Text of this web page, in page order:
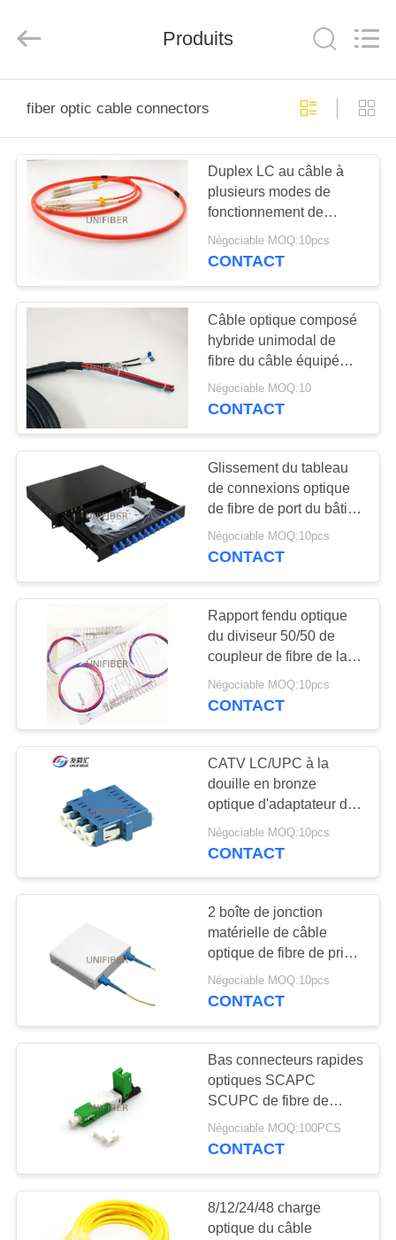
PRODUITS
AU
SUJET
NOUS
D'USINE
CONTRÔLE
DE
QUALITÉ
CONTACTEZ-
NOUS
NOUVELLES
DEMANDEZ
CITATION
PLAN
POLICY
Technology
Co.,Ltd.
Reserved.
Produits
fiber optic cable connectors
Duplex LC au câble à
plusieurs modes de
fonctionnement de
correction de la fibre
50/125um de LC
Négociable MOQ:10pcs
CONTACT
Câble optique composé
hybride unimodal de
fibre du câble équipé
G657A1 10AWG
Négociable MOQ:10
CONTACT
Glissement du tableau
de connexions optique
de fibre de port du bâti
de support 1U 12 SC/LC
Négociable MOQ:10pcs
CONTACT
Rapport fendu optique
du diviseur 50/50 de
coupleur de fibre de la
fenêtre 1x2 du mode
unitaire trois
Négociable MOQ:10pcs
CONTACT
CATV LC/UPC à la
douille en bronze
optique d'adaptateur de
fibre de quadruple de
LC/UPC
Négociable MOQ:10pcs
CONTACT
2 boîte de jonction
matérielle de câble
optique de fibre de prise
murale de l'ABS FTTH
de ports
Négociable MOQ:10pcs
CONTACT
Bas connecteurs rapides
optiques SCAPC
SCUPC de fibre de
perte par insertion
installables sur place
Négociable MOQ:100PCS
CONTACT
8/12/24/48 charge
optique du câble